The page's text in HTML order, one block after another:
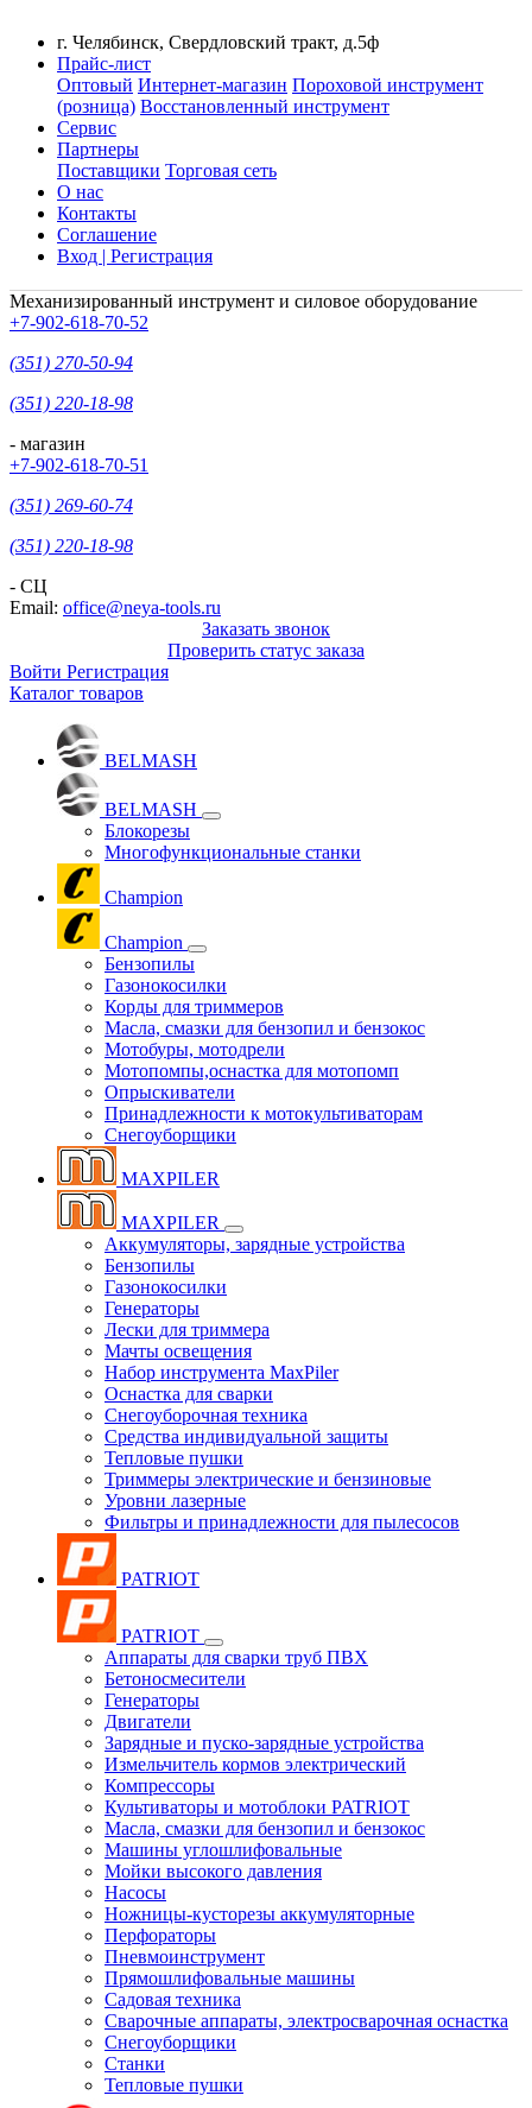
г. Челябинск, Свердловский тракт, д.5ф
Прайс-лист
Оптовый Интернет-магазин Пороховой инструмент
(розница) Восстановленный инструмент
Сервис
Партнеры
Поставщики Торговая сеть
О нас
Контакты
Соглашение
Вход | Регистрация
Механизированный инструмент и силовое оборудование
+7-902-618-70-52
(351) 270-50-94
(351) 220-18-98
- магазин
+7-902-618-70-51
(351) 269-60-74
(351) 220-18-98
- СЦ
Email: office@neya-tools.ru
Заказать звонок
Проверить статус заказа
Войти Регистрация
Каталог товаров
BELMASH
BELMASH
Блокорезы
Многофункциональные станки
Champion
Champion
Бензопилы
Газонокосилки
Корды для триммеров
Масла, смазки для бензопил и бензокос
Мотобуры, мотодрели
Мотопомпы,оснастка для мотопомп
Опрыскиватели
Принадлежности к мотокультиваторам
Снегоуборщики
MAXPILER
MAXPILER
Аккумуляторы, зарядные устройства
Бензопилы
Газонокосилки
Генераторы
Лески для триммера
Мачты освещения
Набор инструмента MaxPiler
Оснастка для сварки
Снегоуборочная техника
Средства индивидуальной защиты
Тепловые пушки
Триммеры электрические и бензиновые
Уровни лазерные
Фильтры и принадлежности для пылесосов
PATRIOT
PATRIOT
Аппараты для сварки труб ПВХ
Бетоносмесители
Генераторы
Двигатели
Зарядные и пуско-зарядные устройства
Измельчитель кормов электрический
Компрессоры
Культиваторы и мотоблоки PATRIOT
Масла, смазки для бензопил и бензокос
Машины углошлифовальные
Мойки высокого давления
Насосы
Ножницы-кусторезы аккумуляторные
Перфораторы
Пневмоинструмент
Прямошлифовальные машины
Садовая техника
Сварочные аппараты, электросварочная оснастка
Снегоуборщики
Станки
Тепловые пушки